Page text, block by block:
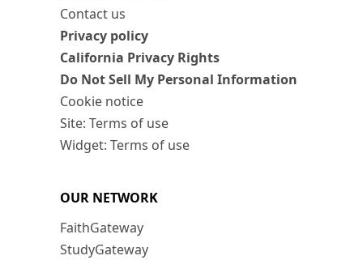
Contact us
Privacy policy
California Privacy Rights
Do Not Sell My Personal Information
Cookie notice
Site: Terms of use
Widget: Terms of use
OUR NETWORK
FaithGateway
StudyGateway